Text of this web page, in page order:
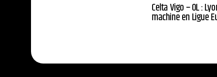
Celta Vigo – OL :
machine en Ligue